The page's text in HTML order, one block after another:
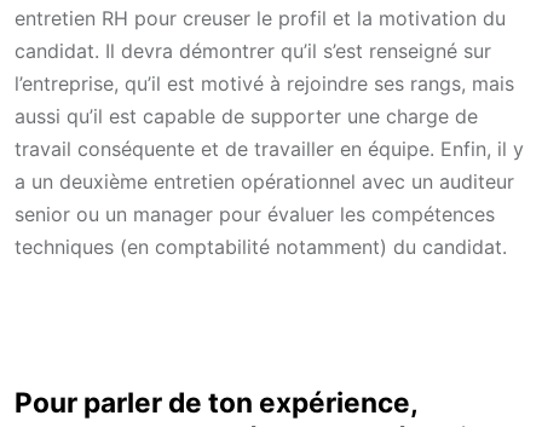
entretien RH pour creuser le profil et la motivation du
candidat. Il devra démontrer qu’il s’est renseigné sur
l’entreprise, qu’il est motivé à rejoindre ses rangs, mais
aussi qu’il est capable de supporter une charge de
travail conséquente et de travailler en équipe. Enfin, il y
a un deuxième entretien opérationnel avec un auditeur
senior ou un manager pour évaluer les compétences
techniques (en comptabilité notamment) du candidat.
Pour parler de ton expérience,